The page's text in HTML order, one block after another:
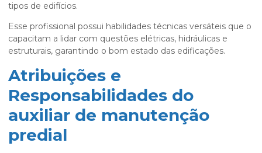
tipos de edifícios.
Esse profissional possui habilidades técnicas versáteis que o
capacitam a lidar com questões elétricas, hidráulicas e
estruturais, garantindo o bom estado das edificações.
Atribuições e
Responsabilidades do
auxiliar de manutenção
predial